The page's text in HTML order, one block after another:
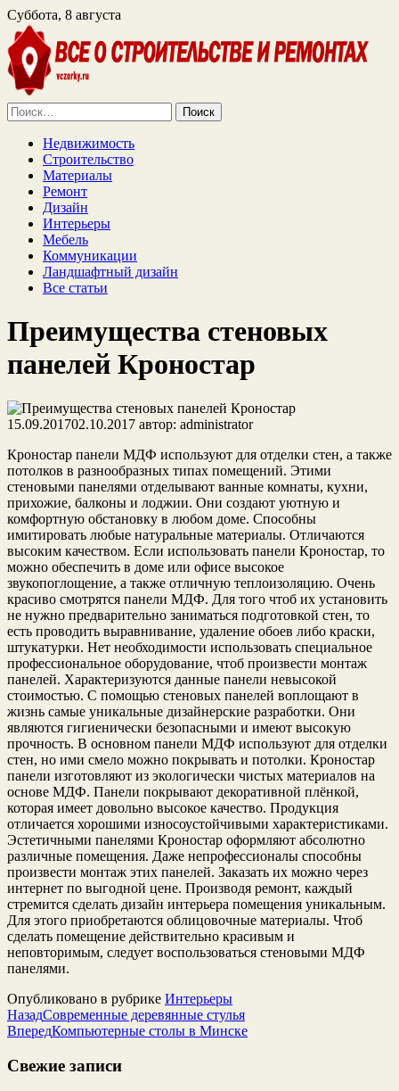
Суббота, 8 августа
Найти:
Недвижимость
Строительство
Материалы
Ремонт
Дизайн
Интерьеры
Мебель
Коммуникации
Ландшафтный дизайн
Все статьи
Преимущества стеновых
панелей Кроностар
15.09.201702.10.2017 автор: administrator
Кроностар панели МДФ используют для отделки стен, а также
потолков в разнообразных типах помещений. Этими
стеновыми панелями отделывают ванные комнаты, кухни,
прихожие, балконы и лоджии. Они создают уютную и
комфортную обстановку в любом доме. Способны
имитировать любые натуральные материалы. Отличаются
высоким качеством. Если использовать панели Кроностар, то
можно обеспечить в доме или офисе высокое
звукопоглощение, а также отличную теплоизоляцию. Очень
красиво смотрятся панели МДФ. Для того чтоб их установить
не нужно предварительно заниматься подготовкой стен, то
есть проводить выравнивание, удаление обоев либо краски,
штукатурки. Нет необходимости использовать специальное
профессиональное оборудование, чтоб произвести монтаж
панелей. Характеризуются данные панели невысокой
стоимостью. С помощью стеновых панелей воплощают в
жизнь самые уникальные дизайнерские разработки. Они
являются гигиенически безопасными и имеют высокую
прочность. В основном панели МДФ используют для отделки
стен, но ими смело можно покрывать и потолки. Кроностар
панели изготовляют из экологически чистых материалов на
основе МДФ. Панели покрывают декоративной плёнкой,
которая имеет довольно высокое качество. Продукция
отличается хорошими износоустойчивыми характеристиками.
Эстетичными панелями Кроностар оформляют абсолютно
различные помещения. Даже непрофессионалы способны
произвести монтаж этих панелей. Заказать их можно через
интернет по выгодной цене. Производя ремонт, каждый
стремится сделать дизайн интерьера помещения уникальным.
Для этого приобретаются облицовочные материалы. Чтоб
сделать помещение действительно красивым и
неповторимым, следует воспользоваться стеновыми МДФ
панелями.
Опубликовано в рубрике Интерьеры
НазадСовременные деревянные стулья
ВпередКомпьютерные столы в Минске
Свежие записи